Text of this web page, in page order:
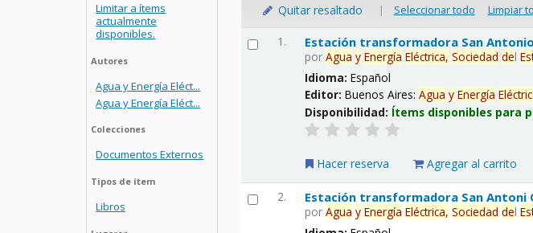
Limitar a ítems
actualmente
disponibles.
Autores
Agua y Energía Eléct...
Agua y Energía Eléct...
Colecciones
Documentos Externos
Tipos de ítem
Libros
Quitar resaltado | Seleccionar todo Limpiar
1. Estación transformadora San
porAgua y Energía Eléctrica, Sociedad del
Idioma:Español
Editor:Buenos Aires:Agua y Energía
Disponibilidad: Ítems disponibles para
Hacer reserva Agregar al carrito
2. Estación transformadora San Antoni
porAgua y Energía Eléctrica, Sociedad del